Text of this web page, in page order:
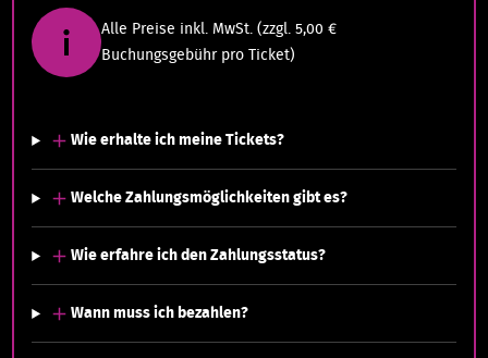
Alle Preise inkl. MwSt. (zzgl. 5,00 €
Buchungsgebühr pro Ticket)
Wie erhalte ich meine Tickets?
Welche Zahlungsmöglichkeiten gibt es?
Wie erfahre ich den Zahlungsstatus?
Wann muss ich bezahlen?